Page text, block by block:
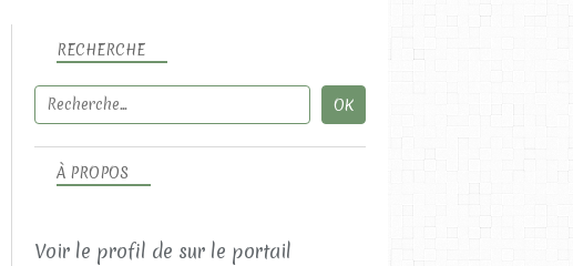
LES RECETTES SALÉES
RECHERCHE
À PROPOS
Voir le profil de sur le portail